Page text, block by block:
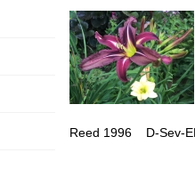
Reed 1996 D-